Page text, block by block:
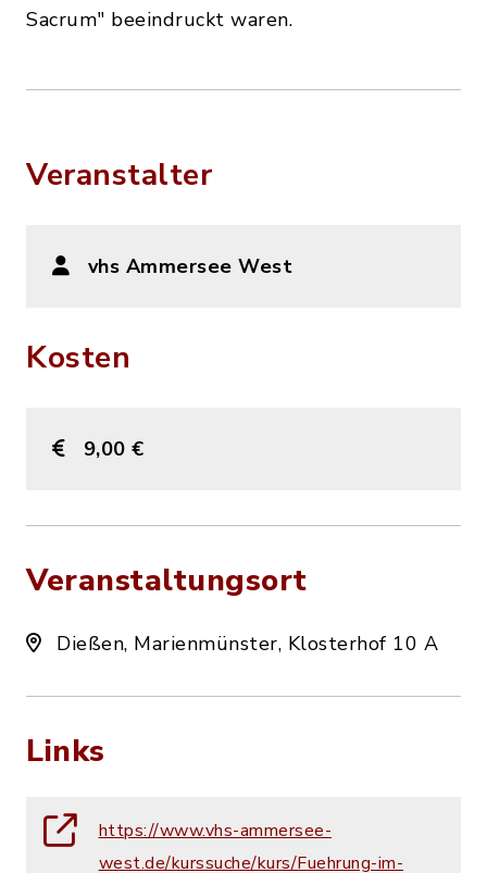
Sacrum" beeindruckt waren.
Veranstalter
vhs Ammersee West
Kosten
9,00 €
Veranstaltungsort
Dießen, Marienmünster, Klosterhof 10 A
Links
https://www.vhs-ammersee-
west.de/kurssuche/kurs/Fuehrung-im-